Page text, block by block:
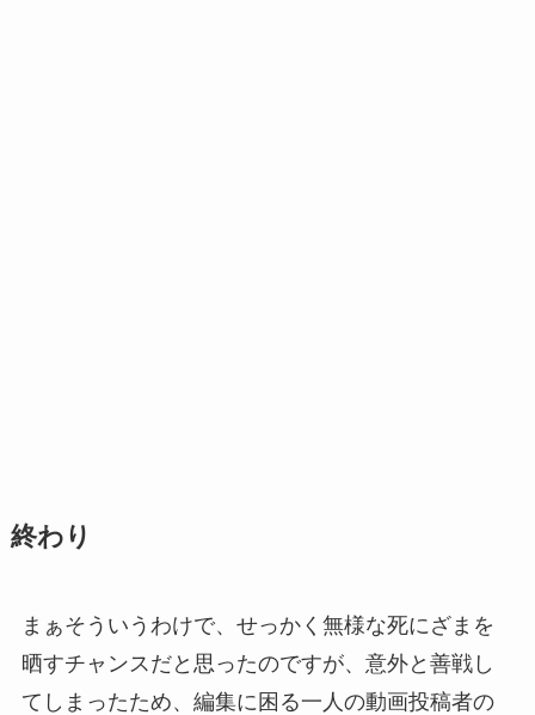
終わり
まぁそういうわけで、せっかく無様な死にざまを
晒すチャンスだと思ったのですが、意外と善戦し
てしまったため、編集に困る一人の動画投稿者の